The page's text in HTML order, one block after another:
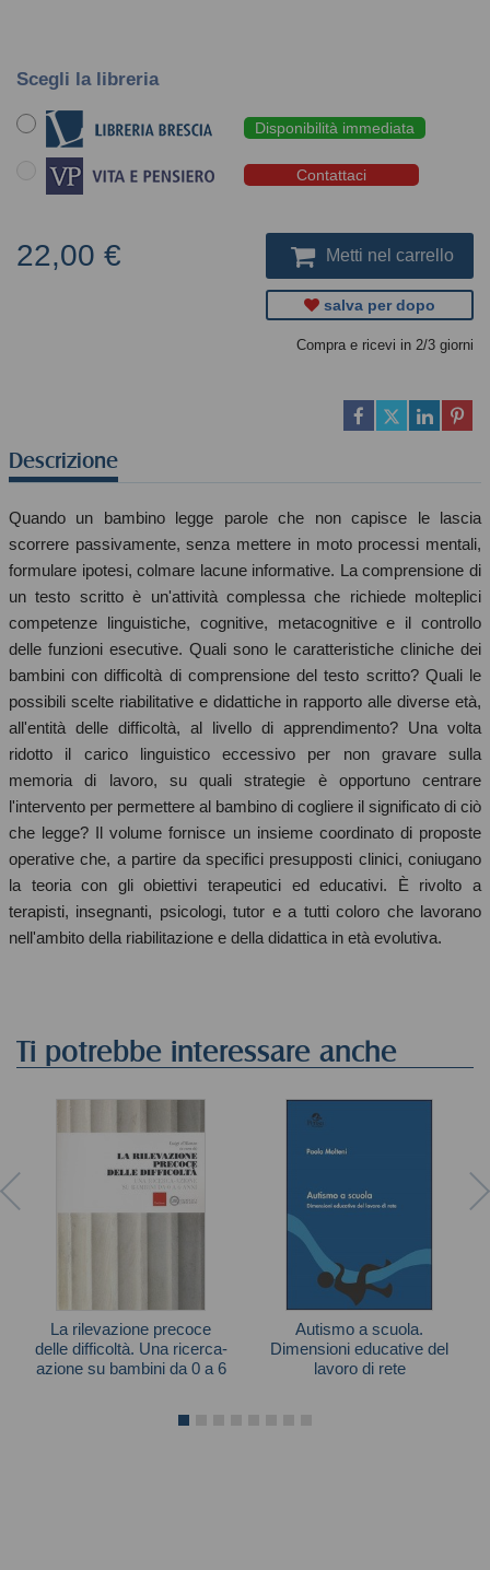
Scegli la libreria
Disponibilità immediata
Contattaci
22,00 € Metti nel carrello
salva per dopo
Compra e ricevi in 2/3 giorni
Descrizione
Quando un bambino legge parole che non capisce le lascia
scorrere passivamente, senza mettere in moto processi mentali,
formulare ipotesi, colmare lacune informative. La comprensione di
un testo scritto è un'attività complessa che richiede molteplici
competenze linguistiche, cognitive, metacognitive e il controllo
delle funzioni esecutive. Quali sono le caratteristiche cliniche dei
bambini con difficoltà di comprensione del testo scritto? Quali le
possibili scelte riabilitative e didattiche in rapporto alle diverse età,
all'entità delle difficoltà, al livello di apprendimento? Una volta
ridotto il carico linguistico eccessivo per non gravare sulla
memoria di lavoro, su quali strategie è opportuno centrare
l'intervento per permettere al bambino di cogliere il significato di ciò
che legge? Il volume fornisce un insieme coordinato di proposte
operative che, a partire da specifici presupposti clinici, coniugano
la teoria con gli obiettivi terapeutici ed educativi. È rivolto a
terapisti, insegnanti, psicologi, tutor e a tutti coloro che lavorano
nell'ambito della riabilitazione e della didattica in età evolutiva.
Ti potrebbe interessare anche
La rilevazione precoce
delle difficoltà. Una ricerca-
azione su bambini da 0 a 6
Autismo a scuola.
Dimensioni educative del
lavoro di rete